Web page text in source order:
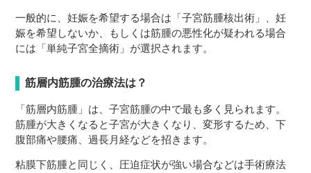
一般的に、妊娠を希望する場合は「子宮筋腫核出術」、妊
娠を希望しないか、もしくは筋腫の悪性化が疑われる場合
には「単純子宮全摘術」が選択されます。
筋層内筋腫の治療法は？
「筋層内筋腫」は、子宮筋腫の中で最も多く見られます。
筋腫が大きくなると子宮が大きくなり、変形するため、下
腹部痛や腰痛、過長月経などを招きます。
粘膜下筋腫と同じく、圧迫症状が強い場合などは手術療法